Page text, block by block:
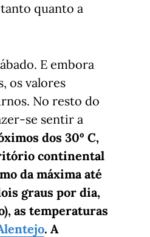
quanto a
E embora
os valores
No resto do
se sentir a
dos 30º C,
continental
da máxima até
graus por dia,
as temperaturas
. A